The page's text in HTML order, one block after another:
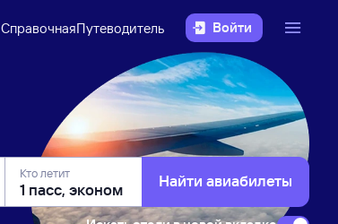
СправочнаяПутеводитель Войти
Кто летит Найти авиабилеты